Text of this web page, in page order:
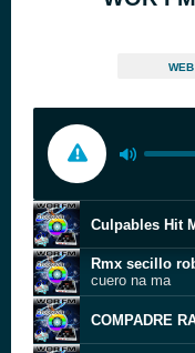
WEB
Rmx secillo
cuero na ma
COMPADRE